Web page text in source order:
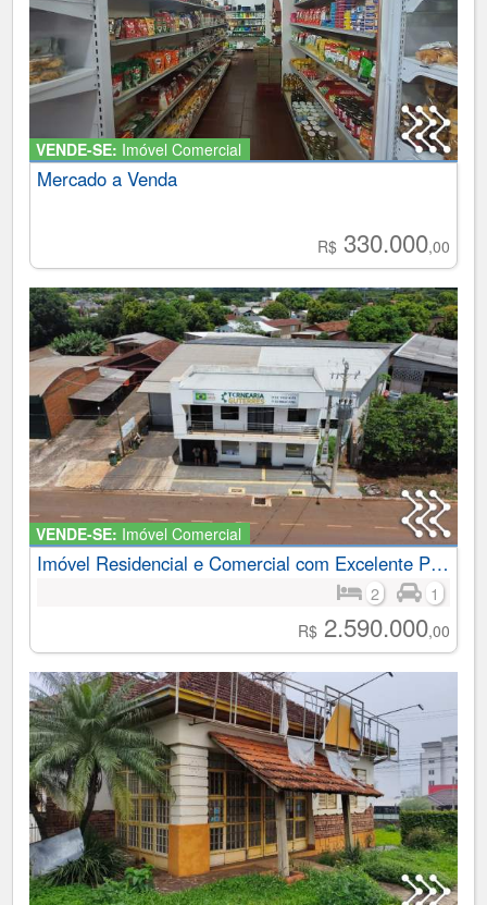
VENDE-SE: Imóvel Comercial
Mercado a Venda
R$330.000,00
VENDE-SE: Imóvel Comercial
Imóvel Residencial e Comercial com Excelente Potencial de Investimento no Bairro Cruzeiro
2 1
R$2.590.000,00